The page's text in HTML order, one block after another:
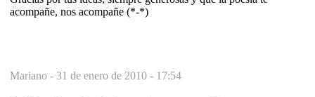
acompañe, nos acompañe (*-*)
Mariano - 31 de enero de 2010 - 17:54